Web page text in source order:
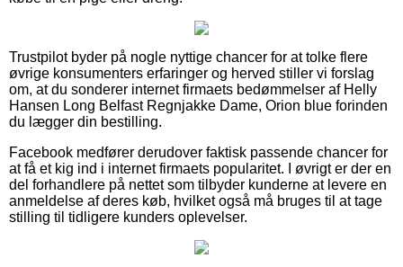
Trustpilot byder på nogle nyttige chancer for at tolke flere
øvrige konsumenters erfaringer og herved stiller vi forslag
om, at du sonderer internet firmaets bedømmelser af Helly
Hansen Long Belfast Regnjakke Dame, Orion blue forinden
du lægger din bestilling.
Facebook medfører derudover faktisk passende chancer for
at få et kig ind i internet firmaets popularitet. I øvrigt er der en
del forhandlere på nettet som tilbyder kunderne at levere en
anmeldelse af deres køb, hvilket også må bruges til at tage
stilling til tidligere kunders oplevelser.